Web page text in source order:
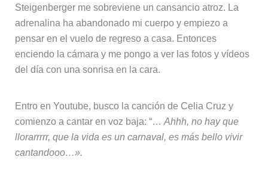
Steigenberger me sobreviene un cansancio atroz. La
adrenalina ha abandonado mi cuerpo y empiezo a
pensar en el vuelo de regreso a casa. Entonces
enciendo la cámara y me pongo a ver las fotos y vídeos
del día con una sonrisa en la cara.
Entro en Youtube, busco la canción de Celia Cruz y
comienzo a cantar en voz baja: “… Ahhh, no hay que
llorarrrrr, que la vida es un carnaval, es más bello vivir
cantandooo…».